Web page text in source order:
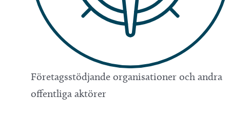
Företagsstödjande organisationer och andra
offentliga aktörer